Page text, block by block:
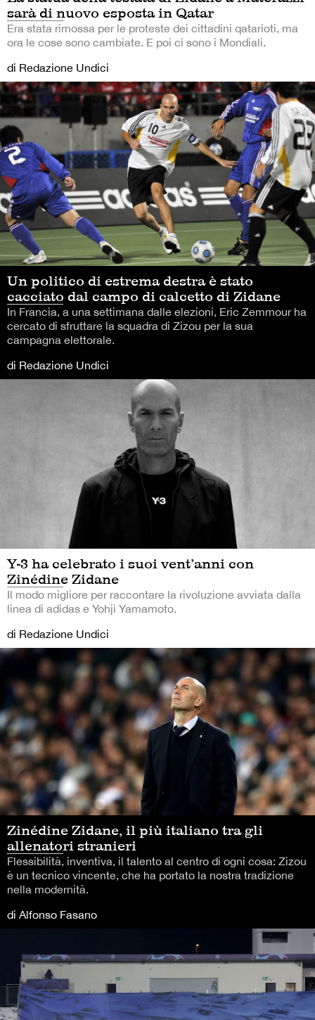
sarà di nuovo esposta in Qatar
Era stata rimossa per le proteste dei cittadini qatarioti, ma
ora le cose sono cambiate. E poi ci sono i Mondiali.
di Redazione Undici
Un politico di estrema destra è stato
cacciato dal campo di calcetto di Zidane
In Francia, a una settimana dalle elezioni, Eric Zemmour ha
cercato di sfruttare la squadra di Zizou per la sua
campagna elettorale.
di Redazione Undici
Y-3 ha celebrato i suoi vent’anni con
Zinédine Zidane
Il modo migliore per raccontare la rivoluzione avviata dalla
linea di adidas e Yohji Yamamoto.
di Redazione Undici
Zinédine Zidane, il più italiano tra gli
allenatori stranieri
Flessibilità, inventiva, il talento al centro di ogni cosa: Zizou
è un tecnico vincente, che ha portato la nostra tradizione
nella modernità.
di Alfonso Fasano